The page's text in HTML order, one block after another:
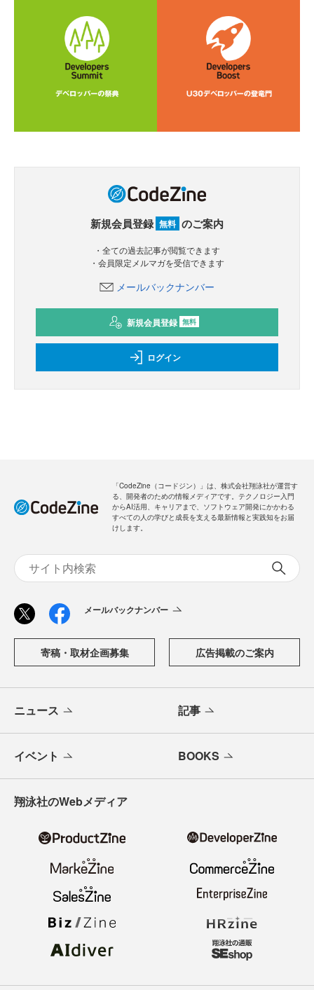
新規会員登録 無料 のご案内
・全ての過去記事が閲覧できます
・会員限定メルマガを受信できます
メールバックナンバー
新規会員登録 無料
ログイン
「CodeZine（コードジン）」は、株式会社翔泳社が運営す
る、開発者のための情報メディアです。テクノロジー入門
からAI活用、キャリアまで、ソフトウェア開発にかかわる
すべての人の学びと成長を支える最新情報と実践知をお届
けします。
メールバックナンバー
寄稿・取材企画募集 広告掲載のご案内
ニュース 記事
イベント BOOKS
翔泳社のWebメディア